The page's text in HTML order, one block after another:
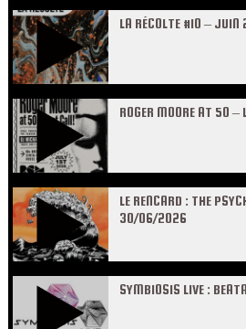
LA RÉCOLTE #10 –
ROGER MOORE AT 50
LE RENCARD : THE
30/06/2026
SYMBIOSIS LIVE :